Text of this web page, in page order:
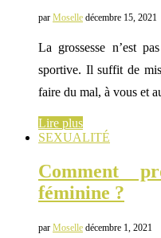
par Moselle décembre 15, 2021
La grossesse n’est
sportive. Il suffit de
faire du mal, à vous et
Lire plus
SEXUALITÉ
Comment
féminine ?
par Moselle décembre 1, 2021